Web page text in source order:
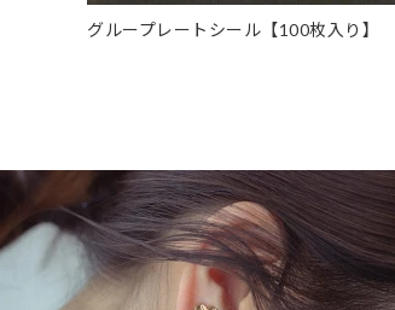
グループレートシール【100枚入り】